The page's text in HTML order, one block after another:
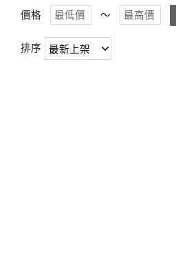
價格 ～
排序